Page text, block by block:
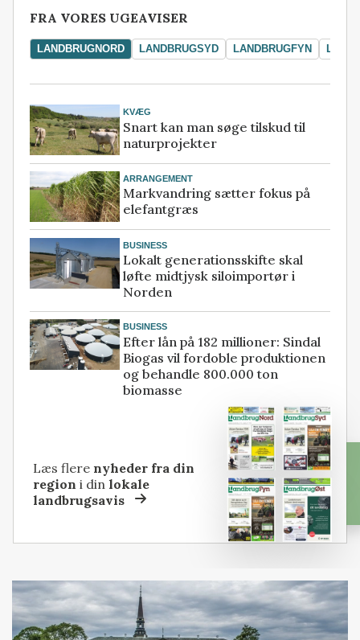
FRA VORES UGEAVISER
LANDBRUGNORD LANDBRUGSYD LANDBRUGFYN
KVÆG
Snart kan man søge tilskud til
naturprojekter
ARRANGEMENT
Markvandring sætter fokus på
elefantgræs
BUSINESS
Lokalt generationsskifte skal
løfte midtjysk siloimportør i
Norden
BUSINESS
Efter lån på 182 millioner: Sindal
Biogas vil fordoble produktionen
og behandle 800.000 ton
biomasse
Læs flere nyheder fra din
region i dinlokale
landbrugsavis